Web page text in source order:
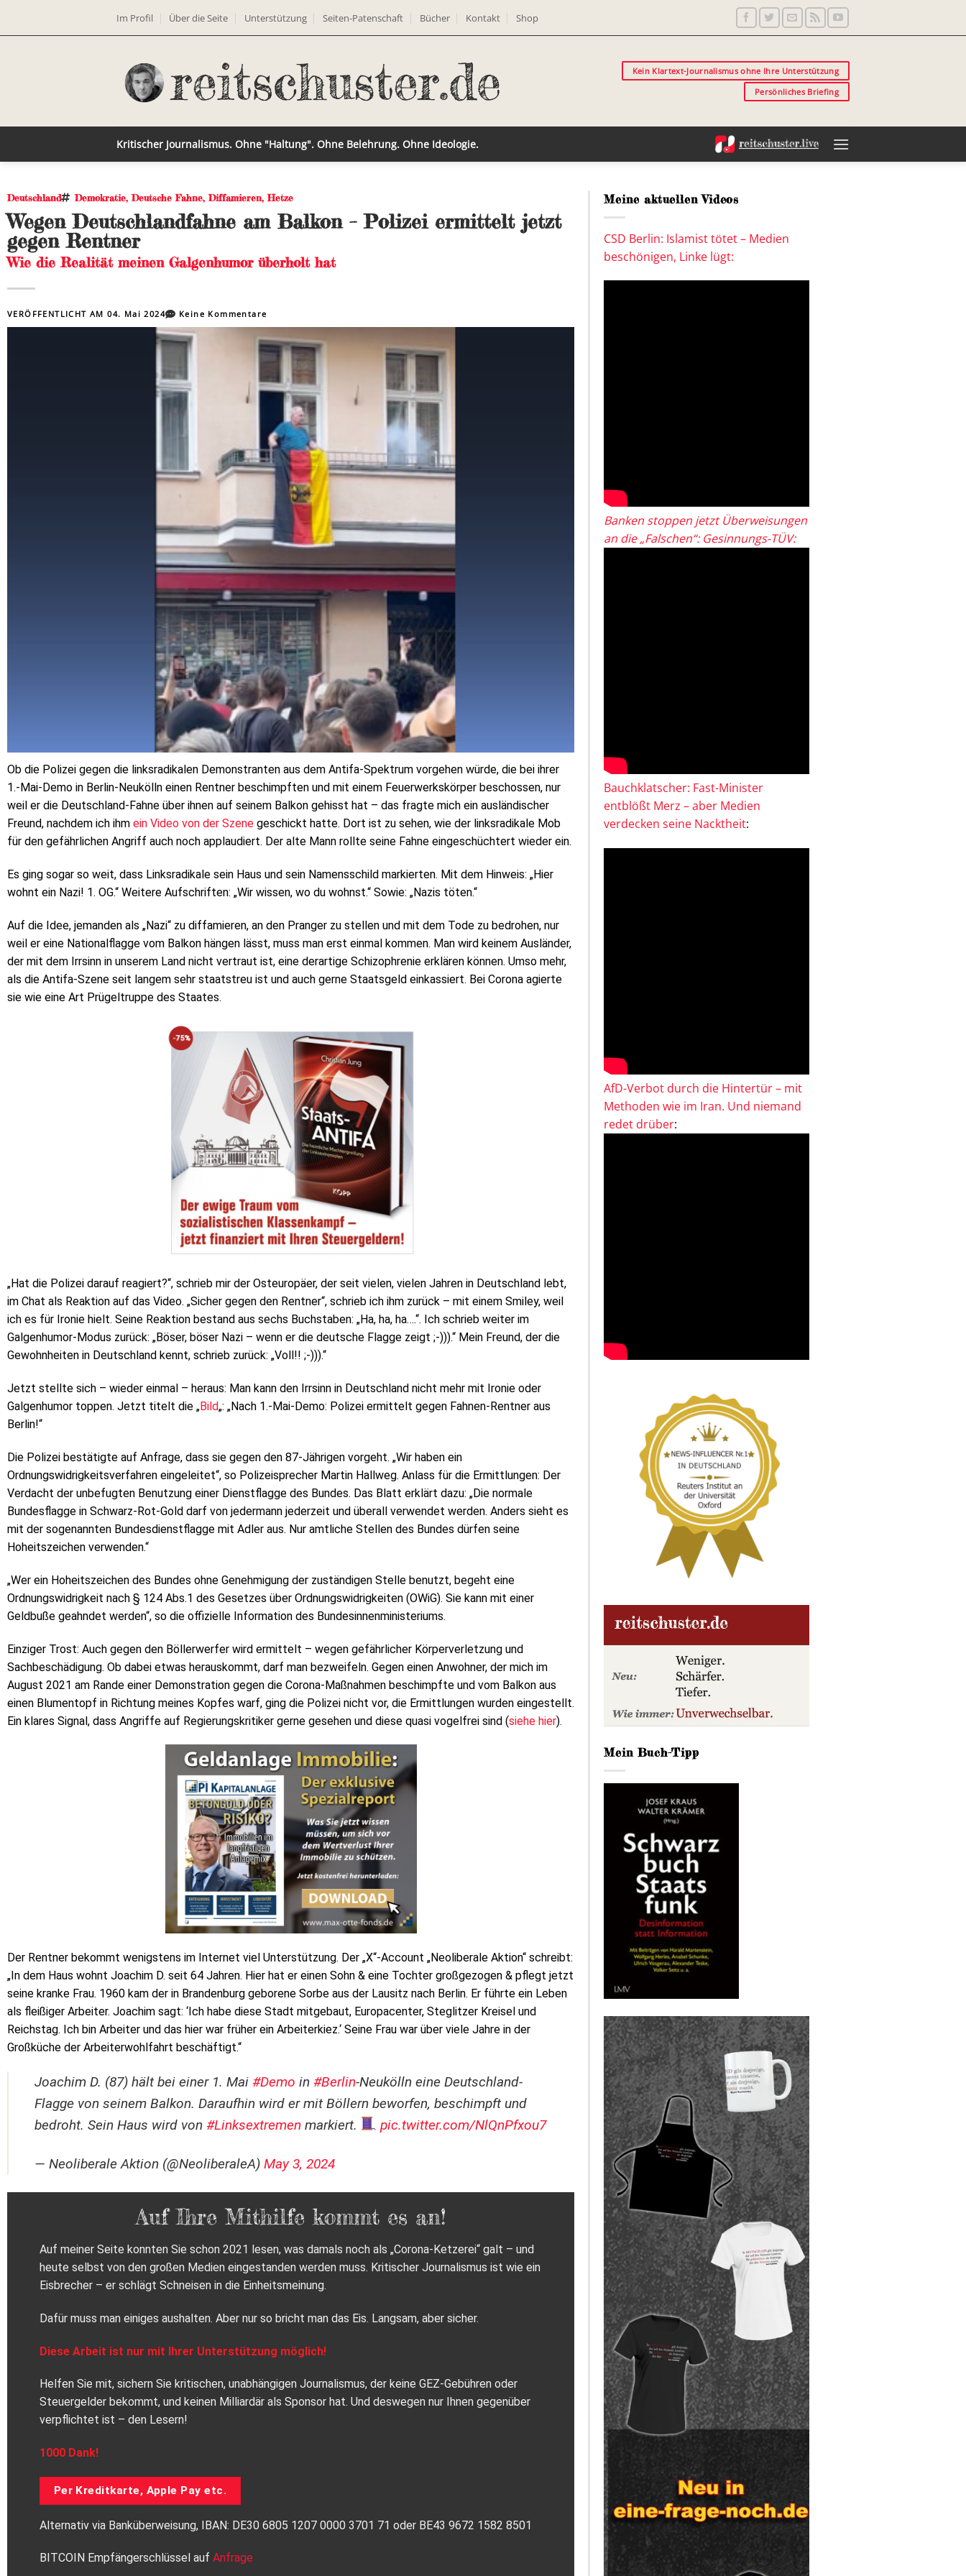
Im Profil Über die Seite Unterstützung Seiten-Patenschaft Bücher Kontakt Shop
Kein Klartext-Journalismus ohne Ihre Unterstützung
Persönliches Briefing
Kritischer Journalismus. Ohne "Haltung". Ohne Belehrung. Ohne Ideologie.
Deutschland Demokratie,Deutsche Fahne,Diffamieren,Hetze
Wegen Deutschlandfahne am Balkon – Polizei ermittelt jetzt
gegen Rentner
Wie die Realität meinen Galgenhumor überholt hat
VERÖFFENTLICHT AM04. Mai 2024 Keine Kommentare
Ob die Polizei gegen die linksradikalen Demonstranten aus dem Antifa-Spektrum vorgehen würde, die bei ihrer
1.-Mai-Demo in Berlin-Neukölln einen Rentner beschimpften und mit einem Feuerwerkskörper beschossen, nur
weil er die Deutschland-Fahne über ihnen auf seinem Balkon gehisst hat – das fragte mich ein ausländischer
Freund, nachdem ich ihm ein Video von der Szene geschickt hatte. Dort ist zu sehen, wie der linksradikale Mob
für den gefährlichen Angriff auch noch applaudiert. Der alte Mann rollte seine Fahne eingeschüchtert wieder ein.
Es ging sogar so weit, dass Linksradikale sein Haus und sein Namensschild markierten. Mit dem Hinweis: „Hier
wohnt ein Nazi! 1. OG.“ Weitere Aufschriften: „Wir wissen, wo du wohnst.“ Sowie: „Nazis töten.“
Auf die Idee, jemanden als „Nazi“ zu diffamieren, an den Pranger zu stellen und mit dem Tode zu bedrohen, nur
weil er eine Nationalflagge vom Balkon hängen lässt, muss man erst einmal kommen. Man wird keinem Ausländer,
der mit dem Irrsinn in unserem Land nicht vertraut ist, eine derartige Schizophrenie erklären können. Umso mehr,
als die Antifa-Szene seit langem sehr staatstreu ist und auch gerne Staatsgeld einkassiert. Bei Corona agierte
sie wie eine Art Prügeltruppe des Staates.
„Hat die Polizei darauf reagiert?“, schrieb mir der Osteuropäer, der seit vielen, vielen Jahren in Deutschland lebt,
im Chat als Reaktion auf das Video. „Sicher gegen den Rentner“, schrieb ich ihm zurück – mit einem Smiley, weil
ich es für Ironie hielt. Seine Reaktion bestand aus sechs Buchstaben: „Ha, ha, ha….“. Ich schrieb weiter im
Galgenhumor-Modus zurück: „Böser, böser Nazi – wenn er die deutsche Flagge zeigt ;-))).“ Mein Freund, der die
Gewohnheiten in Deutschland kennt, schrieb zurück: „Voll!! ;-))).“
Jetzt stellte sich – wieder einmal – heraus: Man kann den Irrsinn in Deutschland nicht mehr mit Ironie oder
Galgenhumor toppen. Jetzt titelt die „Bild„: „Nach 1.-Mai-Demo: Polizei ermittelt gegen Fahnen-Rentner aus
Berlin!“
Die Polizei bestätigte auf Anfrage, dass sie gegen den 87-Jährigen vorgeht. „Wir haben ein
Ordnungswidrigkeitsverfahren eingeleitet“, so Polizeisprecher Martin Hallweg. Anlass für die Ermittlungen: Der
Verdacht der unbefugten Benutzung einer Dienstflagge des Bundes. Das Blatt erklärt dazu: „Die normale
Bundesflagge in Schwarz-Rot-Gold darf von jedermann jederzeit und überall verwendet werden. Anders sieht es
mit der sogenannten Bundesdienstflagge mit Adler aus. Nur amtliche Stellen des Bundes dürfen seine
Hoheitszeichen verwenden.“
„Wer ein Hoheitszeichen des Bundes ohne Genehmigung der zuständigen Stelle benutzt, begeht eine
Ordnungswidrigkeit nach § 124 Abs.1 des Gesetzes über Ordnungswidrigkeiten (OWiG). Sie kann mit einer
Geldbuße geahndet werden“, so die offizielle Information des Bundesinnenministeriums.
Einziger Trost: Auch gegen den Böllerwerfer wird ermittelt – wegen gefährlicher Körperverletzung und
Sachbeschädigung. Ob dabei etwas herauskommt, darf man bezweifeln. Gegen einen Anwohner, der mich im
August 2021 am Rande einer Demonstration gegen die Corona-Maßnahmen beschimpfte und vom Balkon aus
einen Blumentopf in Richtung meines Kopfes warf, ging die Polizei nicht vor, die Ermittlungen wurden eingestellt.
Ein klares Signal, dass Angriffe auf Regierungskritiker gerne gesehen und diese quasi vogelfrei sind (siehe hier).
Der Rentner bekommt wenigstens im Internet viel Unterstützung. Der „X“-Account „Neoliberale Aktion“ schreibt:
„In dem Haus wohnt Joachim D. seit 64 Jahren. Hier hat er einen Sohn & eine Tochter großgezogen & pflegt jetzt
seine kranke Frau. 1960 kam der in Brandenburg geborene Sorbe aus der Lausitz nach Berlin. Er führte ein Leben
als fleißiger Arbeiter. Joachim sagt: ‘Ich habe diese Stadt mitgebaut, Europacenter, Steglitzer Kreisel und
Reichstag. Ich bin Arbeiter und das hier war früher ein Arbeiterkiez.‘ Seine Frau war über viele Jahre in der
Großküche der Arbeiterwohlfahrt beschäftigt.“
Joachim D. (87) hält bei einer 1. Mai #Demo in #Berlin-Neukölln eine Deutschland-
Flagge von seinem Balkon. Daraufhin wird er mit Böllern beworfen, beschimpft und
bedroht. Sein Haus wird von #Linksextremen markiert. pic.twitter.com/NlQnPfxou7
— Neoliberale Aktion (@NeoliberaleA) May 3, 2024
Auf Ihre Mithilfe kommt es an!
Auf meiner Seite konnten Sie schon 2021 lesen, was damals noch als „Corona-Ketzerei“ galt – und
heute selbst von den großen Medien eingestanden werden muss. Kritischer Journalismus ist wie ein
Eisbrecher – er schlägt Schneisen in die Einheitsmeinung.
Dafür muss man einiges aushalten. Aber nur so bricht man das Eis. Langsam, aber sicher.
Diese Arbeit ist nur mit Ihrer Unterstützung möglich!
Helfen Sie mit, sichern Sie kritischen, unabhängigen Journalismus, der keine GEZ-Gebühren oder
Steuergelder bekommt, und keinen Milliardär als Sponsor hat. Und deswegen nur Ihnen gegenüber
verpflichtet ist – den Lesern!
1000 Dank!
Per Kreditkarte, Apple Pay etc.
Alternativ via Banküberweisung, IBAN: DE30 6805 1207 0000 3701 71 oder BE43 9672 1582 8501
BITCOIN Empfängerschlüssel auf Anfrage
Meine aktuellen Videos
CSD Berlin: Islamist tötet – Medien
beschönigen, Linke lügt:
Banken stoppen jetzt Überweisungen
an die „Falschen“: Gesinnungs-TÜV:
Bauchklatscher: Fast-Minister
entblößt Merz – aber Medien
verdecken seine Nacktheit:
AfD-Verbot durch die Hintertür – mit
Methoden wie im Iran. Und niemand
redet drüber:
Mein Buch-Tipp